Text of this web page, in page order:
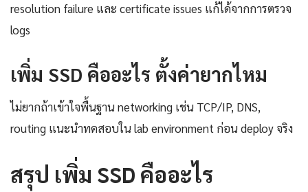
resolution failure และ certificate issues แก้ได้จากการตรวจ
logs
เพิ่ม SSD คืออะไร ตั้งค่ายากไหม
ไม่ยากถ้าเข้าใจพื้นฐาน networking เช่น TCP/IP, DNS,
routing แนะนำทดสอบใน lab environment ก่อน deploy จริง
สรุป เพิ่ม SSD คืออะไร